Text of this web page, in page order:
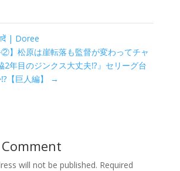
| Doree
②】松原は崖転落も監督が変わってチャ
2年目のジンクス大丈夫⁉︎』セリーグ台
【巨人編】
→
will not be published. Required